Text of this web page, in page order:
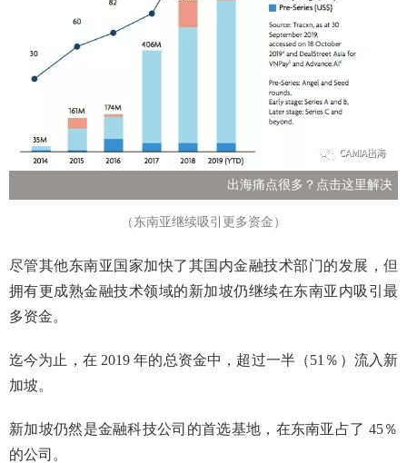
出海痛点很多？点击这里解决
（东南亚继续吸引更多资金）
尽管其他东南亚国家加快了其国内金融技术部门的发展，但
拥有更成熟金融技术领域的新加坡仍继续在东南亚内吸引最
多资金。
迄今为止，在 2019 年的总资金中，超过一半（51％）流入新
加坡。
新加坡仍然是金融科技公司的首选基地，在东南亚占了 45％
的公司。